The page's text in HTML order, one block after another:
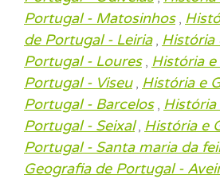
Portugal - Matosinhos,
de Portugal - Leiria, História
Portugal - Loures, História
Portugal - Viseu, História e
Portugal - Barcelos, História
Portugal - Seixal, História e
Portugal - Santa maria da
Geografia de Portugal -